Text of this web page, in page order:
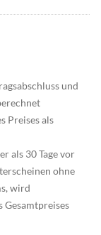
und
Preises als
als 30 Tage vor
ohne
wird
Gesamtpreises